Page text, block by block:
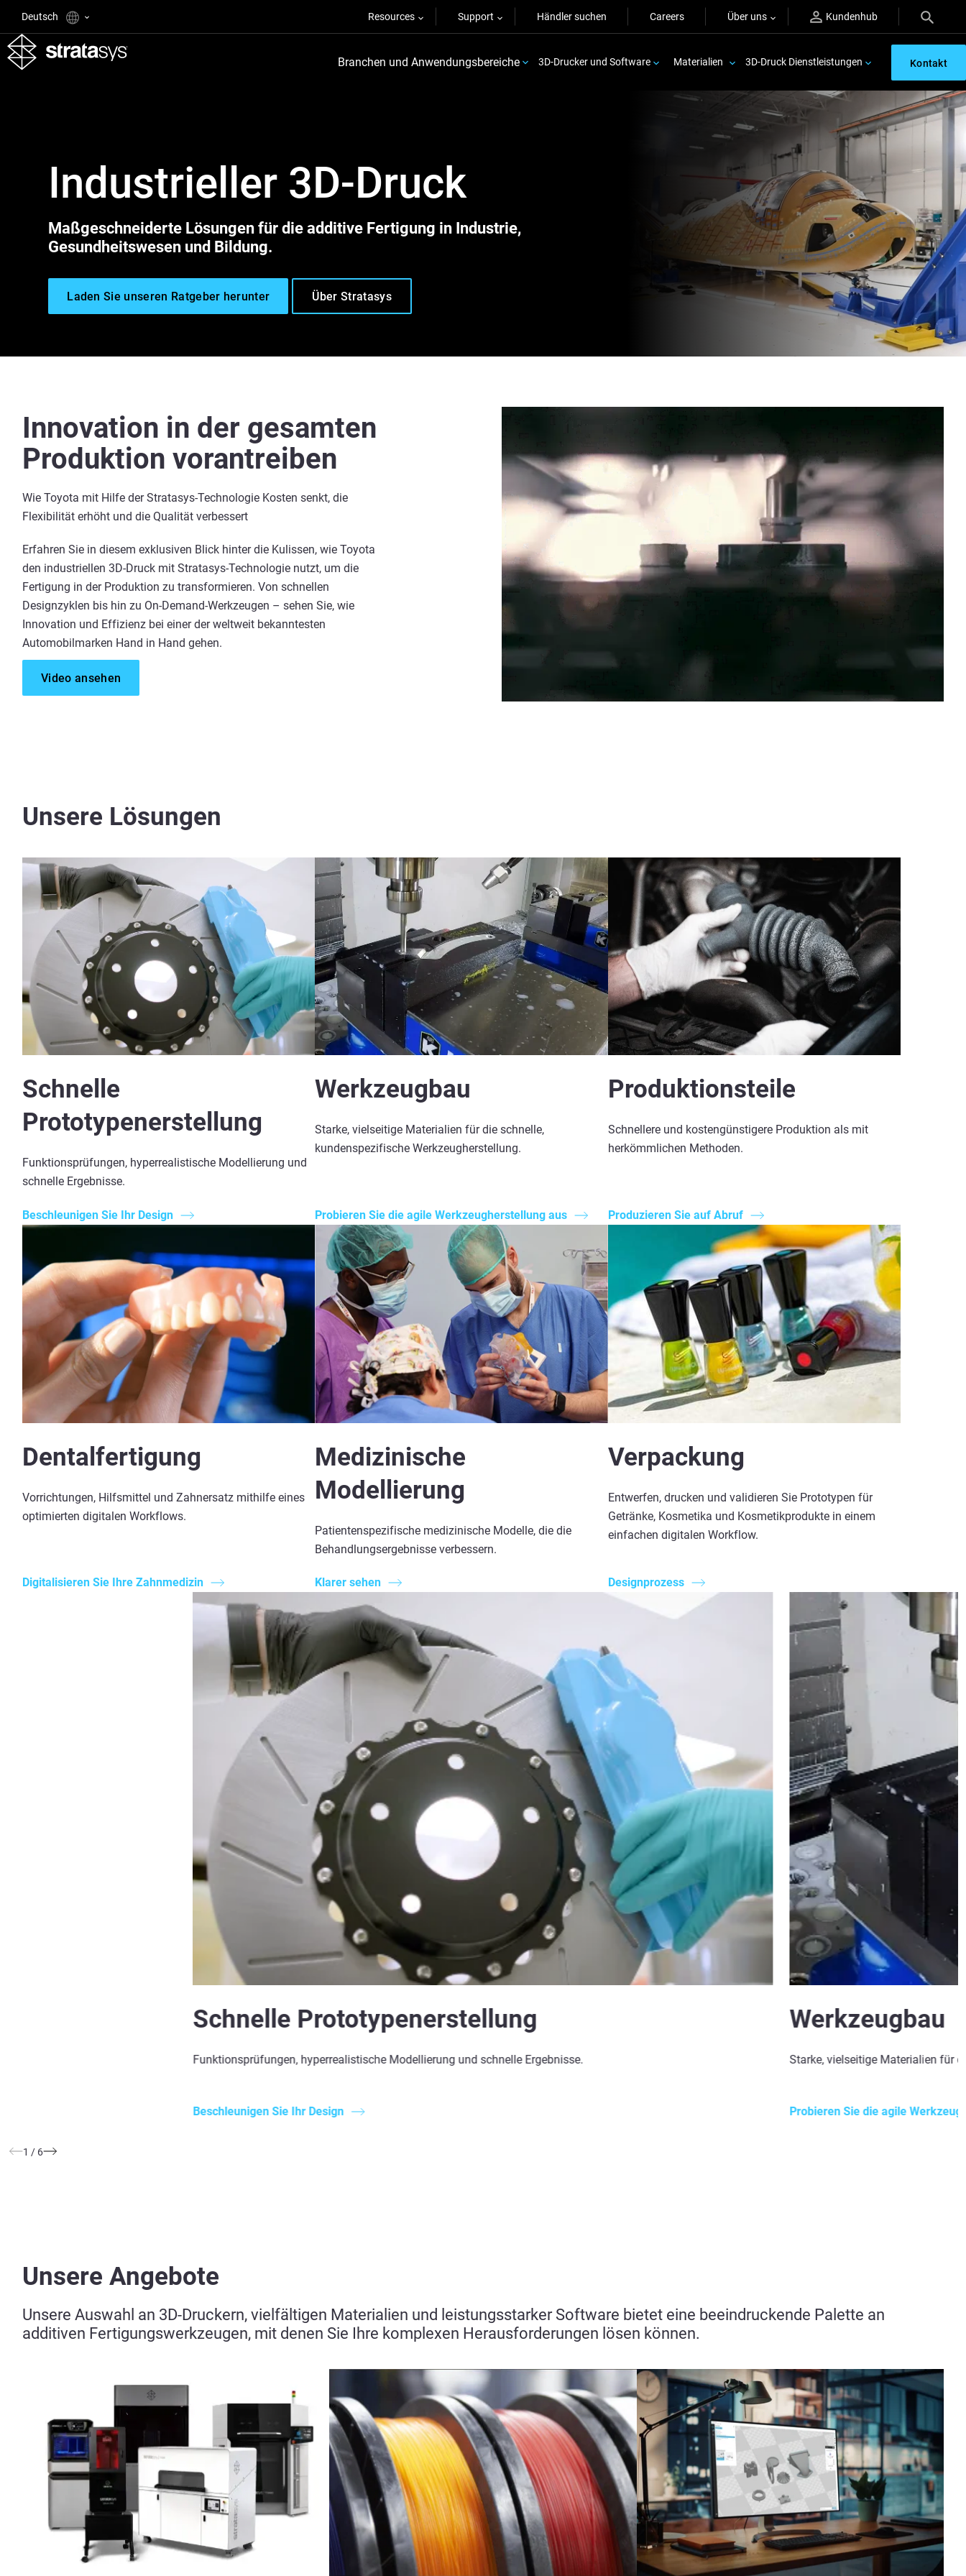
Deutsch Resources Support Händler suchen Careers Über uns Kundenhub
Branchen und Anwendungsbereiche 3D-Drucker und Software Materialien 3D-Druck Dienstleistungen Kontakt
Industrieller 3D-Druck
Maßgeschneiderte Lösungen für die additive Fertigung in Industrie,
Gesundheitswesen und Bildung.
Laden Sie unseren Ratgeber herunter Über Stratasys
Innovation in der gesamten
Produktion vorantreiben
Wie Toyota mit Hilfe der Stratasys-Technologie Kosten senkt, die
Flexibilität erhöht und die Qualität verbessert
Erfahren Sie in diesem exklusiven Blick hinter die Kulissen, wie Toyota
den industriellen 3D-Druck mit Stratasys-Technologie nutzt, um die
Fertigung in der Produktion zu transformieren. Von schnellen
Designzyklen bis hin zu On-Demand-Werkzeugen – sehen Sie, wie
Innovation und Effizienz bei einer der weltweit bekanntesten
Automobilmarken Hand in Hand gehen.
Video ansehen
Unsere Lösungen
Schnelle
Prototypenerstellung
Funktionsprüfungen, hyperrealistische Modellierung und
schnelle Ergebnisse.
Beschleunigen Sie Ihr Design
Werkzeugbau
Starke, vielseitige Materialien für die schnelle,
kundenspezifische Werkzeugherstellung.
Probieren Sie die agile Werkzeugherstellung aus
Produktionsteile
Schnellere und kostengünstigere Produktion als mit
herkömmlichen Methoden.
Produzieren Sie auf Abruf
Dentalfertigung
Vorrichtungen, Hilfsmittel und Zahnersatz mithilfe eines
optimierten digitalen Workflows.
Digitalisieren Sie Ihre Zahnmedizin
Medizinische
Modellierung
Patientenspezifische medizinische Modelle, die die
Behandlungsergebnisse verbessern.
Klarer sehen
Verpackung
Entwerfen, drucken und validieren Sie Prototypen für
Getränke, Kosmetika und Kosmetikprodukte in einem
einfachen digitalen Workflow.
Designprozess
Schnelle Prototypenerstellung
Funktionsprüfungen, hyperrealistische Modellierung und schnelle Ergebnisse.
Beschleunigen Sie Ihr Design
Werkzeugbau
Starke, vielseitige Materialien für
Probieren Sie die agile
1 / 6
Unsere Angebote
Unsere Auswahl an 3D-Druckern, vielfältigen Materialien und leistungsstarker Software bietet eine beeindruckende Palette an
additiven Fertigungswerkzeugen, mit denen Sie Ihre komplexen Herausforderungen lösen können.